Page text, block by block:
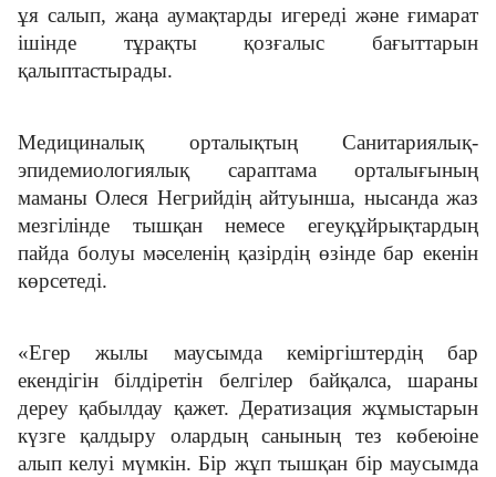
Бағалар тізімі
Нашар көретіндерге
арналған нұсқа
ұя салып, жаңа аумақтарды игереді және ғимарат
ішінде тұрақты қозғалыс бағыттарын
қалыптастырады.
Медициналық орталықтың Санитариялық-
эпидемиологиялық сараптама орталығының
маманы Олеся Негрийдің айтуынша, нысанда жаз
мезгілінде тышқан немесе егеуқұйрықтардың
пайда болуы мәселенің қазірдің өзінде бар екенін
көрсетеді.
«Егер жылы маусымда кеміргіштердің бар
екендігін білдіретін белгілер байқалса, шараны
дереу қабылдау қажет. Дератизация жұмыстарын
күзге қалдыру олардың санының тез көбеюіне
алып келуі мүмкін. Бір жұп тышқан бір маусымда